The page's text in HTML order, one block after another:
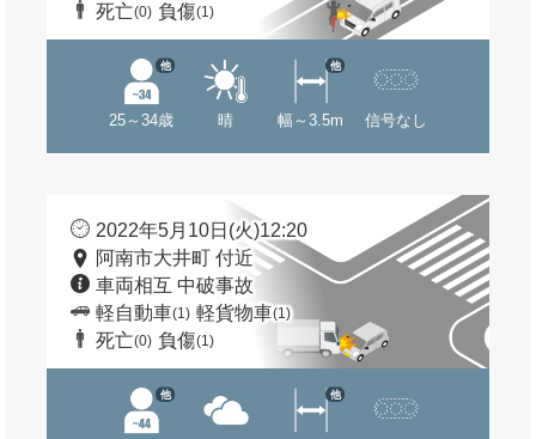
死亡(0) 負傷(1)
25～34歳
他
晴 幅～3.5m
他
信号なし
2022年5月10日(火)12:20
阿南市大井町 付近
車両相互 中破事故
軽自動車(1) 軽貨物車(1)
死亡(0) 負傷(1)
他 他